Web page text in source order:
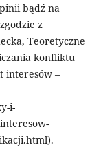
bądź na
z
Teoretyczne
konfliktu
interesów –
i-